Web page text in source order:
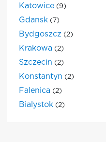
Katowice (9)
Gdansk (7)
Bydgoszcz (2)
Krakowa (2)
Szczecin (2)
Konstantyn (2)
Falenica (2)
Bialystok (2)